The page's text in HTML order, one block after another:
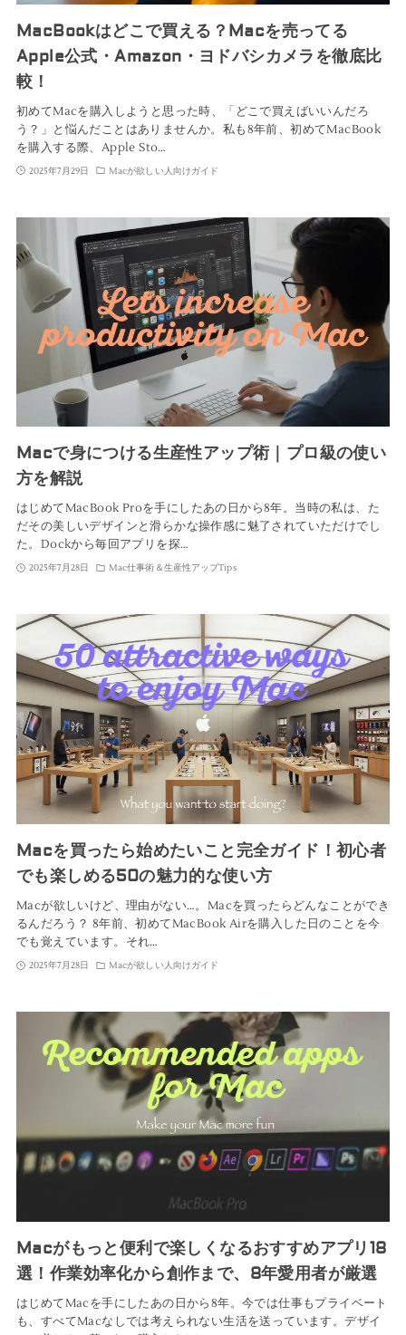
MacBookはどこで買える？Macを売ってる
Apple公式・Amazon・ヨドバシカメラを徹底比
較！
初めてMacを購入しようと思った時、「どこで買えばいいんだろ
う？」と悩んだことはありませんか。私も8年前、初めてMacBook
を購入する際、Apple Sto…
2025年7月29日 Macが欲しい人向けガイド
Macで身につける生産性アップ術｜プロ級の使い
方を解説
はじめてMacBook Proを手にしたあの日から8年。当時の私は、た
だその美しいデザインと滑らかな操作感に魅了されていただけでし
た。Dockから毎回アプリを探…
2025年7月28日 Mac仕事術＆生産性アップTips
Macを買ったら始めたいこと完全ガイド！初心者
でも楽しめる50の魅力的な使い方
Macが欲しいけど、理由がない…。Macを買ったらどんなことができ
るんだろう？ 8年前、初めてMacBook Airを購入した日のことを今
でも覚えています。それ…
2025年7月28日 Macが欲しい人向けガイド
Macがもっと便利で楽しくなるおすすめアプリ18
選！作業効率化から創作まで、8年愛用者が厳選
はじめてMacを手にしたあの日から8年。今では仕事もプライベート
も、すべてMacなしでは考えられない生活を送っています。デザイ